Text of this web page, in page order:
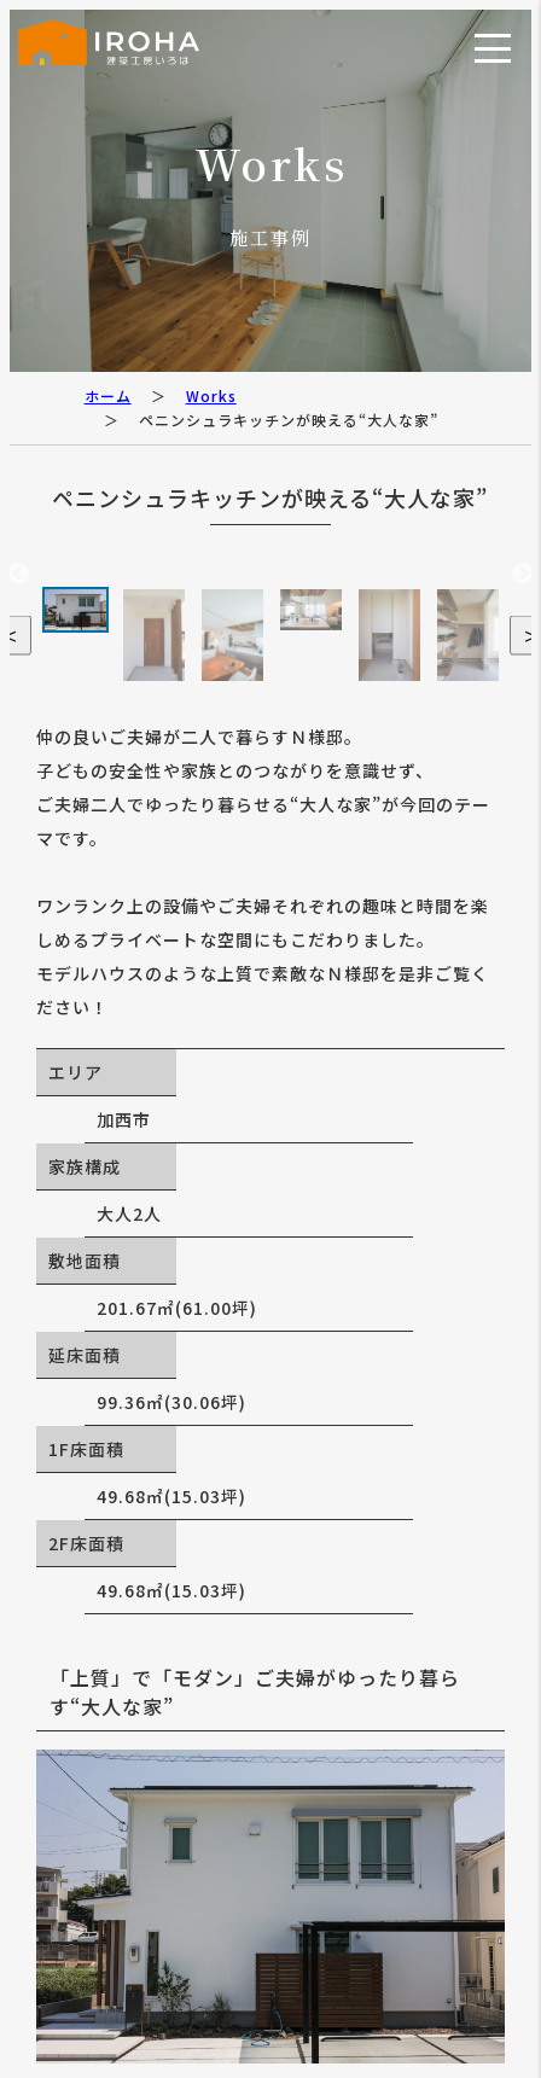
Works
施工事例
ホーム
Works
ペニンシュラキッチンが映える“大人な家”
ペニンシュラキッチンが映える“大人な家”
仲の良いご夫婦が二人で暮らすＮ様邸。
子どもの安全性や家族とのつながりを意識せず、
ご夫婦二人でゆったり暮らせる“大人な家”が今回のテー
マです。
ワンランク上の設備やご夫婦それぞれの趣味と時間を楽
しめるプライベートな空間にもこだわりました。
モデルハウスのような上質で素敵なＮ様邸を是非ご覧く
ださい！
エリア
加西市
家族構成
大人2人
敷地面積
201.67㎡(61.00坪)
延床面積
99.36㎡(30.06坪)
1F床面積
49.68㎡(15.03坪)
2F床面積
49.68㎡(15.03坪)
「上質」で「モダン」ご夫婦がゆったり暮ら
す“大人な家”